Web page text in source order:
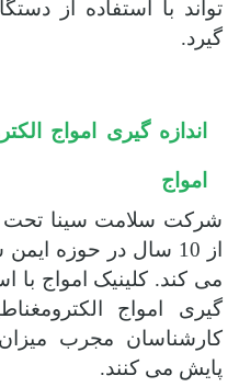
تواند با استفاده از
گیرد.
اندازه گیری امواج
امواج
شرکت سلامت سینا تحت
از 10 سال در حوزه
می کند. کلینیک امواج با
گیری امواج
کارشناسان مجرب
پایش می کنند.